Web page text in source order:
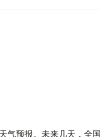
气预报。未来几天，全国